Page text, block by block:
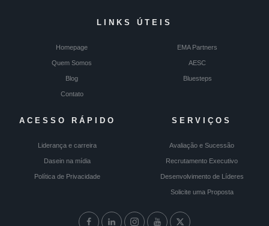
LINKS ÚTEIS
Homepage EMA Partners
Quem Somos AESC
Blog Bluesteps
Contato
ACESSO RÁPIDO
Liderança e carreira
Dasein na mídia
Política de Privacidade
SERVIÇOS
Avaliação e Sucessão
Recrutamento Executivo
Desenvolvimento de Líderes
Solicite uma Proposta